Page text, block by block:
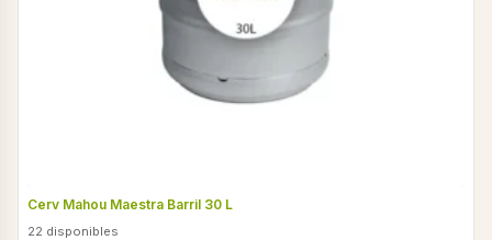
Cerv Mahou Maestra Barril 30 L
22 disponibles